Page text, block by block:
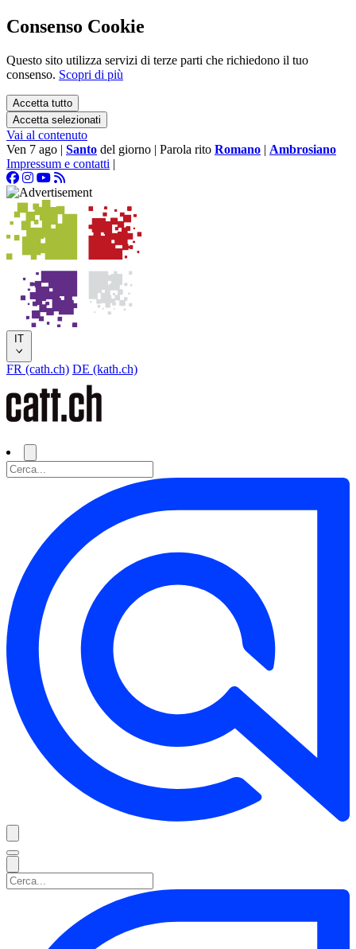
Consenso Cookie
Questo sito utilizza servizi di terze parti che richiedono il tuo
consenso. Scopri di più
Accetta tutto
Accetta selezionati
Vai al contenuto
Ven 7 ago | Santo del giorno | Parola rito Romano | Ambrosiano
Impressum e contatti |
IT
FR (cath.ch) DE (kath.ch)